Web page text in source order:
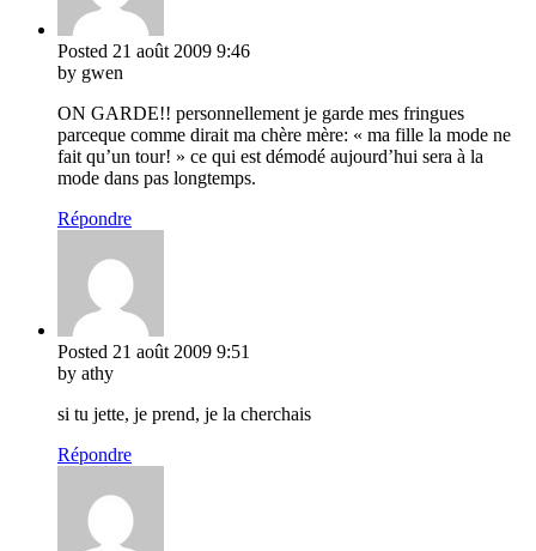
Posted 21 août 2009 9:46
by gwen
ON GARDE!! personnellement je garde mes fringues
parceque comme dirait ma chère mère: « ma fille la mode ne
fait qu’un tour! » ce qui est démodé aujourd’hui sera à la
mode dans pas longtemps.
Répondre
Posted 21 août 2009 9:51
by athy
si tu jette, je prend, je la cherchais
Répondre